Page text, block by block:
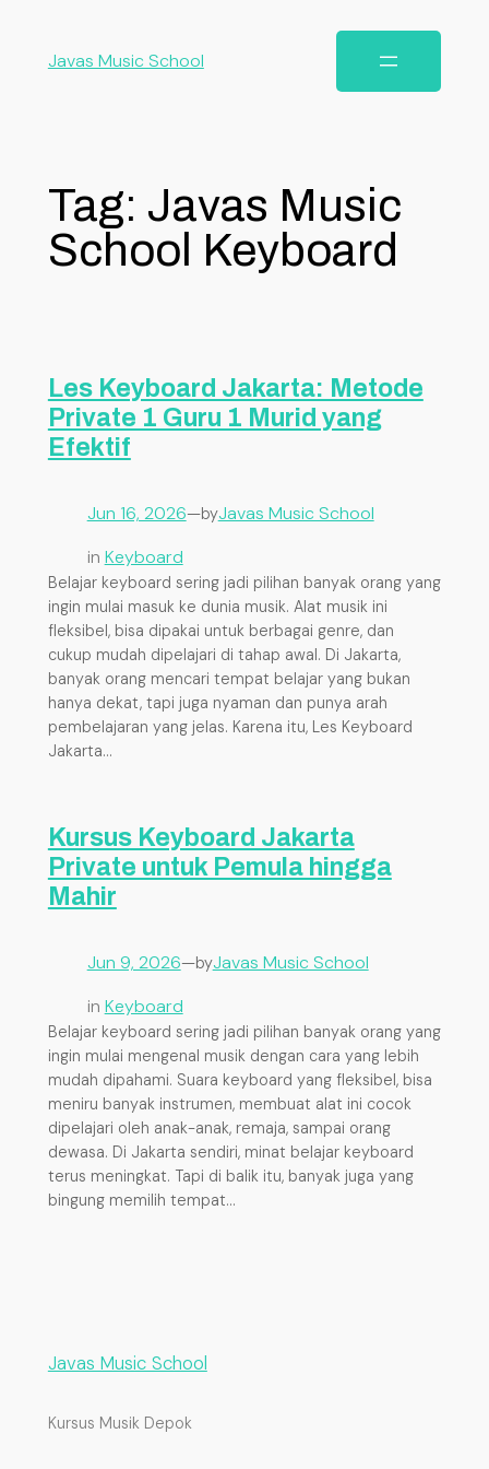
Javas Music School
Tag: Javas Music
School Keyboard
Les Keyboard Jakarta: Metode
Private 1 Guru 1 Murid yang
Efektif
Jun 16, 2026—byJavas Music School
in Keyboard
Belajar keyboard sering jadi pilihan banyak orang yang
ingin mulai masuk ke dunia musik. Alat musik ini
fleksibel, bisa dipakai untuk berbagai genre, dan
cukup mudah dipelajari di tahap awal. Di Jakarta,
banyak orang mencari tempat belajar yang bukan
hanya dekat, tapi juga nyaman dan punya arah
pembelajaran yang jelas. Karena itu, Les Keyboard
Jakarta…
Kursus Keyboard Jakarta
Private untuk Pemula hingga
Mahir
Jun 9, 2026—byJavas Music School
in Keyboard
Belajar keyboard sering jadi pilihan banyak orang yang
ingin mulai mengenal musik dengan cara yang lebih
mudah dipahami. Suara keyboard yang fleksibel, bisa
meniru banyak instrumen, membuat alat ini cocok
dipelajari oleh anak-anak, remaja, sampai orang
dewasa. Di Jakarta sendiri, minat belajar keyboard
terus meningkat. Tapi di balik itu, banyak juga yang
bingung memilih tempat…
Javas Music School
Kursus Musik Depok